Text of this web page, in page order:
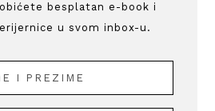
besplatan e-book i
u svom inbox-u.